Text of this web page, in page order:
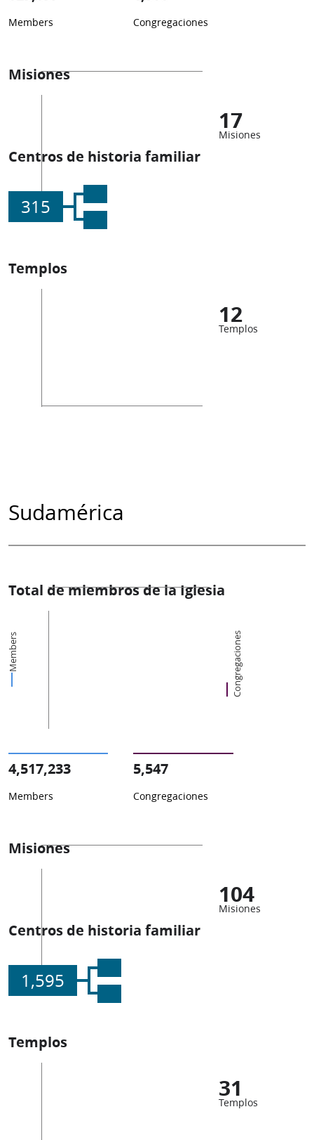
Members Congregaciones
Misiones
17
Misiones
Centros de historia familiar
315
Templos
12
Templos
Sudamérica
Total de miembros de la Iglesia
Members Congregaciones
4,517,233
Members
5,547
Congregaciones
Misiones
104
Misiones
Centros de historia familiar
1,595
Templos
31
Templos